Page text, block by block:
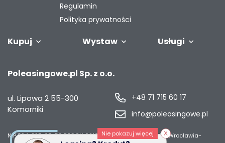
Nie pokazuj więcej
Kupuj
przyczepy
Wystaw
Twoją flotę
Usługi
Regulamin
Polityka prywatności
Poleasingowe.pl Sp. z o.o.
ul. Lipowa 2 55-300
Komorniki
+48 71 715 60 17
info@poleasingowe.pl
NIP 894-297-65-50REGON 021014968Sąd Rejonowy dla Wrocławia-